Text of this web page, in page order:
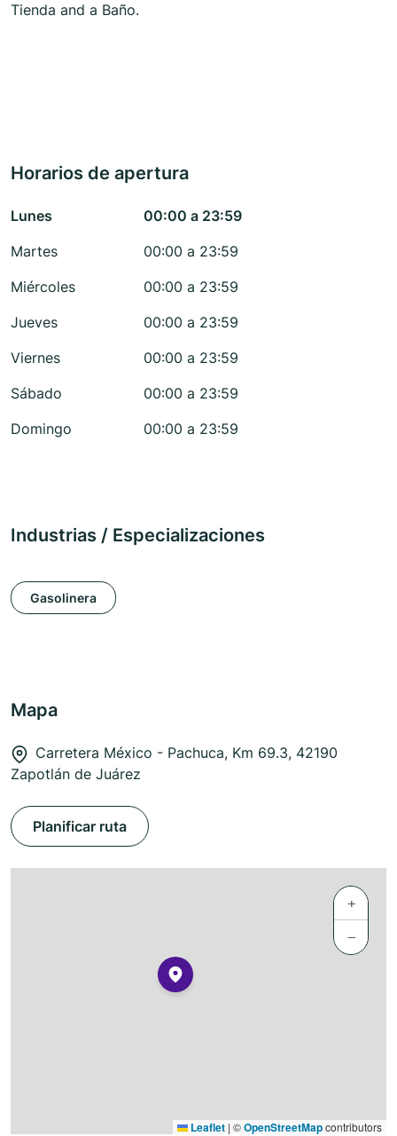
Tienda and a Baño.
Horarios de apertura
Lunes
00:00 a 23:59
Martes
00:00 a 23:59
Miércoles
00:00 a 23:59
Jueves
00:00 a 23:59
Viernes
00:00 a 23:59
Sábado
00:00 a 23:59
Domingo
00:00 a 23:59
Industrias / Especializaciones
Gasolinera
Mapa
Carretera México - Pachuca, Km 69.3, 42190
Zapotlán de Juárez
Planificar ruta
+
−
Leaflet | ©OpenStreetMapcontributors